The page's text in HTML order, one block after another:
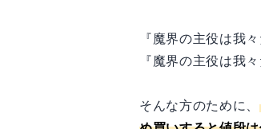
『魔界の主役は我
『魔界の主役は我
そんな方のために、